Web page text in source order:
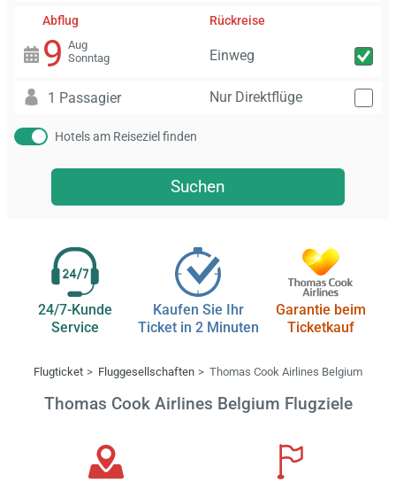
Abflug
9 Aug
Sonntag
Rückreise
Einweg
1 Passagier Nur Direktflüge
Hotels am Reiseziel finden
Suchen
24/7-Kunde
Service
Kaufen Sie Ihr
Ticket in 2 Minuten
Garantie beim
Ticketkauf
Flugticket Fluggesellschaften Thomas Cook Airlines Belgium
Thomas Cook Airlines Belgium Flugziele